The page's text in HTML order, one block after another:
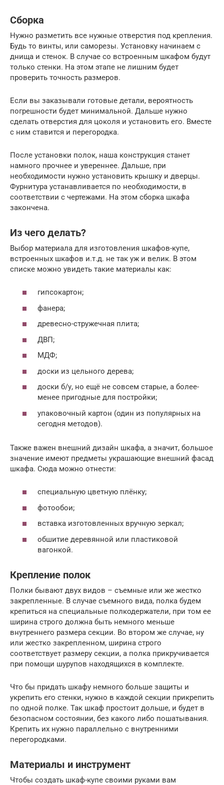
Сборка
Нужно разметить все нужные отверстия под крепления.
Будь то винты, или саморезы. Установку начинаем с
днища и стенок. В случае со встроенным шкафом будут
только стенки. На этом этапе не лишним будет
проверить точность размеров.
Если вы заказывали готовые детали, вероятность
погрешности будет минимальной. Дальше нужно
сделать отверстия для цоколя и установить его. Вместе
с ним ставится и перегородка.
После установки полок, наша конструкция станет
намного прочнее и увереннее. Дальше, при
необходимости нужно установить крышку и дверцы.
Фурнитура устанавливается по необходимости, в
соответствии с чертежами. На этом сборка шкафа
закончена.
Из чего делать?
Выбор материала для изготовления шкафов-купе,
встроенных шкафов и.т.д. не так уж и велик. В этом
списке можно увидеть такие материалы как:
гипсокартон;
фанера;
древесно-стружечная плита;
ДВП;
МДФ;
доски из цельного дерева;
доски б/у, но ещё не совсем старые, а более-
менее пригодные для постройки;
упаковочный картон (один из популярных на
сегодня методов).
Также важен внешний дизайн шкафа, а значит, большое
значение имеют предметы украшающие внешний фасад
шкафа. Сюда можно отнести:
специальную цветную плёнку;
фотообои;
вставка изготовленных вручную зеркал;
обшитие деревянной или пластиковой
вагонкой.
Крепление полок
Полки бывают двух видов – съемные или же жестко
закрепленные. В случае съемного вида, полка будем
крепиться на специальные полкодержатели, при том ее
ширина строго должна быть немного меньше
внутреннего размера секции. Во втором же случае, ну
или жестко закрепленном, ширина строго
соответствует размеру секции, а полка прикручивается
при помощи шурупов находящихся в комплекте.
Что бы придать шкафу немного больше защиты и
укрепить его стенки, нужно в каждой секции прикрепить
по одной полке. Так шкаф простоит дольше, и будет в
безопасном состоянии, без какого либо пошатывания.
Крепить их нужно параллельно с внутренними
перегородками.
Материалы и инструмент
Чтобы создать шкаф-купе своими руками вам